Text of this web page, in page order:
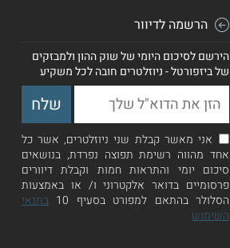
הרשמה לדיוור
הירשם לסיכום היומי של שוק ההון ולמבזקים
של ביזפורטל - ניוזלטרים חובה לכל משקיע
אני מאשר קבלת שני ניוזלטרים, אשר כל
אחד מהווה רשימת תפוצה נפרדת, בנושאים
סיכום יומי והתראות חמות וקבלת דיוורים
פרסומיים בדואר אלקטרוני ו/ או באמצעות
הסלולר בהתאם למפורט בסעיף 10
בתנאי
השימוש